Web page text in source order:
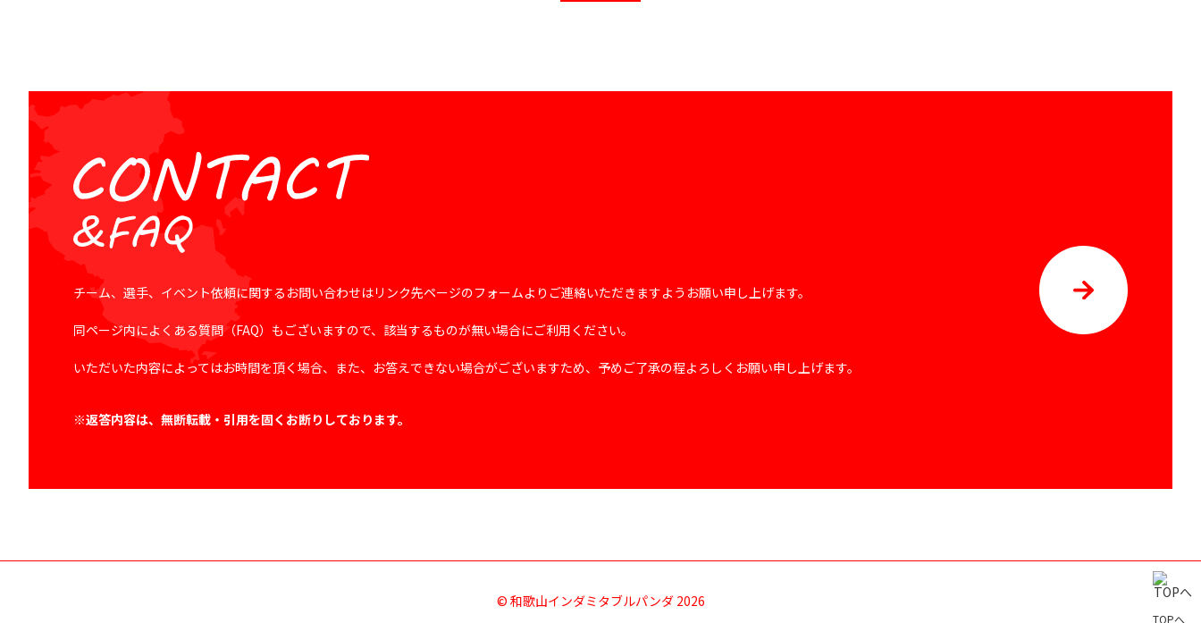
チーム、選手、イベント依頼に関するお問い合わせはリンク先ページのフォームよりご連絡いただきますようお願い申し上げます。
同ページ内によくある質問（FAQ）もございますので、該当するものが無い場合にご利用ください。
いただいた内容によってはお時間を頂く場合、また、お答えできない場合がございますため、予めご了承の程よろしくお願い申し上げます。
※返答内容は、無断転載・引用を固くお断りしております。
TOPへ
© 和歌山インダミタブルパンダ 2026